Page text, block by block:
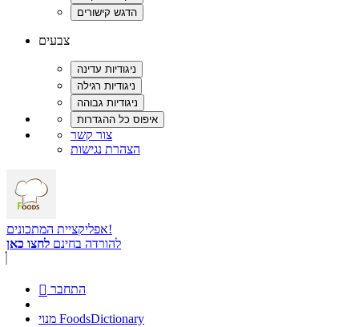
צבעים
צור קשר
הצהרת נגישות
אפליקציית המתכונים!
להורדה בחינם לחצו כאן
 התחבר
מנוי FoodsDictionary